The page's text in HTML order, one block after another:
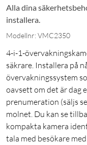
Alla dina
installera.
Modellnr: VMC2350
4-i-1-
säkrare. Installera på
övervakningssystem
oavsett om det är dag
prenumeration (säljs
molnet. Du kan se
kompakta kamera
tala med besökare